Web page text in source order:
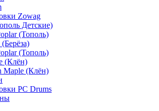
Zowag
Детские)
(Тополь)
(Тополь)
(Клён)
Maple (Клён)
PC Drums